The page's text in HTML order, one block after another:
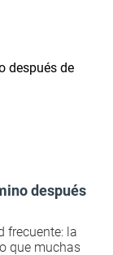
después
frecuente: la
que muchas